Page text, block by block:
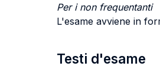
Per i non frequentanti
L'esame avviene in
Testi d'esame